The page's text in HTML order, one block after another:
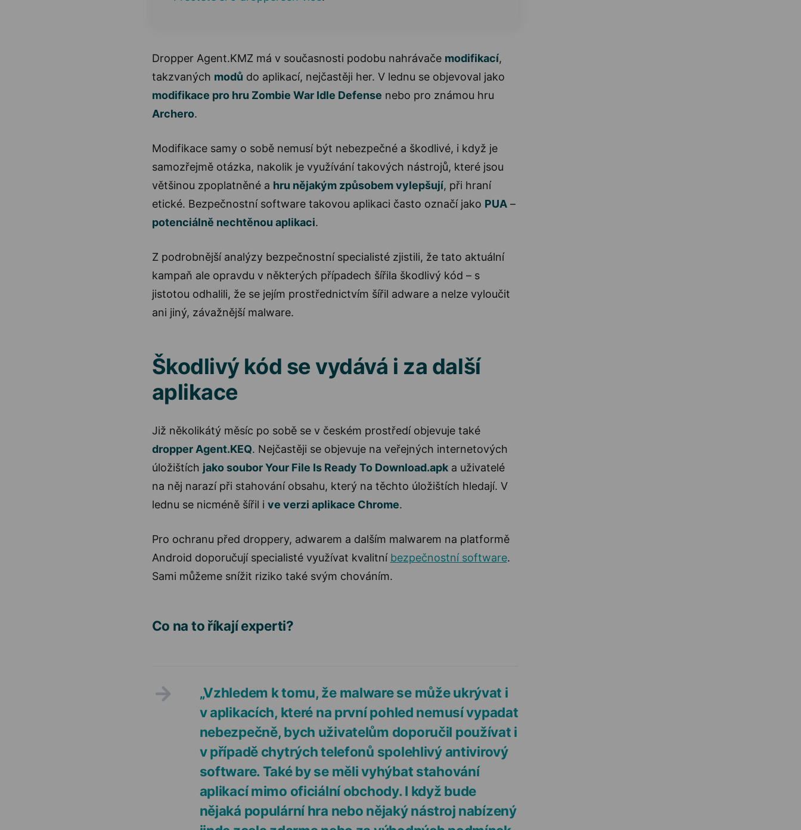
Dropper Agent.KMZ má v současnosti podobu nahrávače modifikací,
takzvaných modů do aplikací, nejčastěji her. V lednu se objevoval jako
modifikace pro hru Zombie War Idle Defense nebo pro známou hru
Archero.
Modifikace samy o sobě nemusí být nebezpečné a škodlivé, i když je
samozřejmě otázka, nakolik je využívání takových nástrojů, které jsou
většinou zpoplatněné a hru nějakým způsobem vylepšují, při hraní
etické. Bezpečnostní software takovou aplikaci často označí jako PUA–
potenciálně nechtěnou aplikaci.
Z podrobnější analýzy bezpečnostní specialisté zjistili, že tato aktuální
kampaň ale opravdu v některých případech šířila škodlivý kód – s
jistotou odhalili, že se jejím prostřednictvím šířil adware a nelze vyloučit
ani jiný, závažnější malware.
Škodlivý kód se vydává i za další
aplikace
Již několikátý měsíc po sobě se v českém prostředí objevuje také
dropper Agent.KEQ. Nejčastěji se objevuje na veřejných internetových
úložištích jako soubor Your File Is Ready To Download.apka uživatelé
na něj narazí při stahování obsahu, který na těchto úložištích hledají. V
lednu se nicméně šířil i ve verzi aplikace Chrome.
Pro ochranu před droppery, adwarem a dalším malwarem na platformě
Android doporučují specialisté využívat kvalitní bezpečnostní software.
Sami můžeme snížit riziko také svým chováním.
Co na to říkají experti?
„Vzhledem k tomu, že malware se může ukrývat i
v aplikacích, které na první pohled nemusí vypadat
nebezpečně, bych uživatelům doporučil používat i
v případě chytrých telefonů spolehlivý antivirový
software. Také by se měli vyhýbat stahování
aplikací mimo oficiální obchody. I když bude
nějaká populární hra nebo nějaký nástroj nabízený